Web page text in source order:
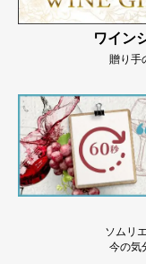
ワイン
贈り手
ソムリ
今の気